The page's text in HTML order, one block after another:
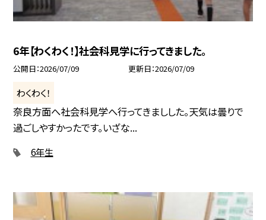
6年【わくわく！】社会科見学に行ってきました。
公開日 2026/07/09 更新日 2026/07/09
わくわく！
奈良方面へ社会科見学へ行ってきましした。天気は曇りで
過ごしやすかったです。いざな...
6年生